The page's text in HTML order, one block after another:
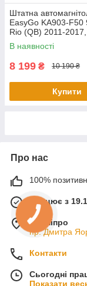
Штатна
EasyGo KA903-F50
Rio (QB) 2011-
2017
В наявності
8 199 ₴ 10 190 ₴
Купити
Про нас
100%
Працює з
м. Дніпро
пр. Дмитра
Контакти
Сьогодні
Показати